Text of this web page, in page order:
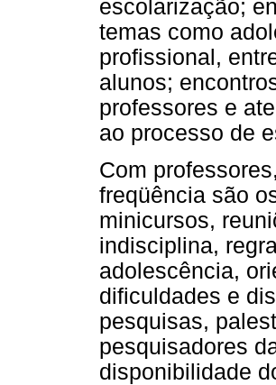
escolarização;
temas como
profissional,
alunos;
professores e
ao processo de
Com
freqüência são
minicursos,
indisciplina,
adolescência,
dificuldades e
pesquisas,
pesquisadores
disponibilidade